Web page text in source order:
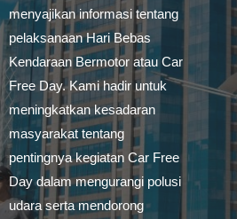
menyajikan informasi tentang
pelaksanaan Hari Bebas
Kendaraan Bermotor atau Car
Free Day. Kami hadir untuk
meningkatkan kesadaran
masyarakat tentang
pentingnya kegiatan Car Free
Day dalam mengurangi polusi
udara serta mendorong